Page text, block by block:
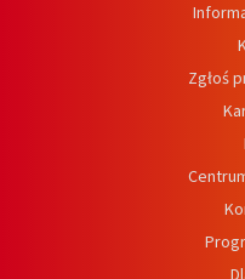
Zgłoś